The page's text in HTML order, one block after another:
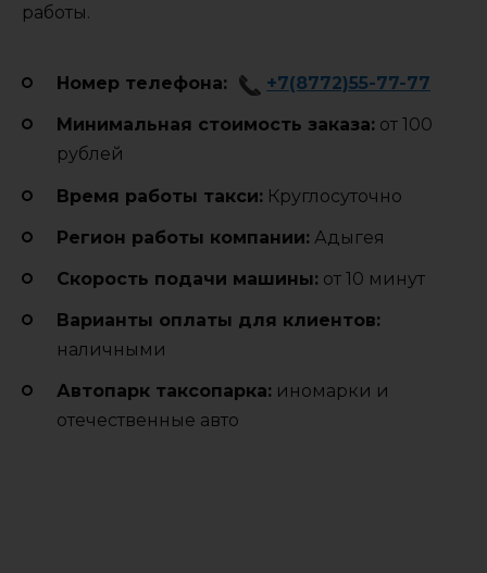
работы.
Номер телефона: +7(8772)55-77-77
Минимальная стоимость заказа: от 100
рублей
Время работы такси: Круглосуточно
Регион работы компании: Адыгея
Cкорость подачи машины: от 10 минут
Варианты оплаты для клиентов:
наличными
Автопарк таксопарка: иномарки и
отечественные авто